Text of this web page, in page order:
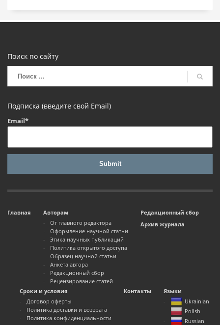
Поиск по сайту
Подписка (введите свой Email)
Email*
Главная
Авторам
От главного редактора
Оформление научной статьи
Этика научных публикаций
Политика открытого доступа
Образец научной статьи
Анкета автора
Редакционный сбор
Рецензирование статей
Редакционный сбор
Архив журнала
Сроки и условия
Договор оферты
Политика доставки и возврата
Политика конфиденциальности
Контакты
Языки
Ukrainian
Polish
Russian